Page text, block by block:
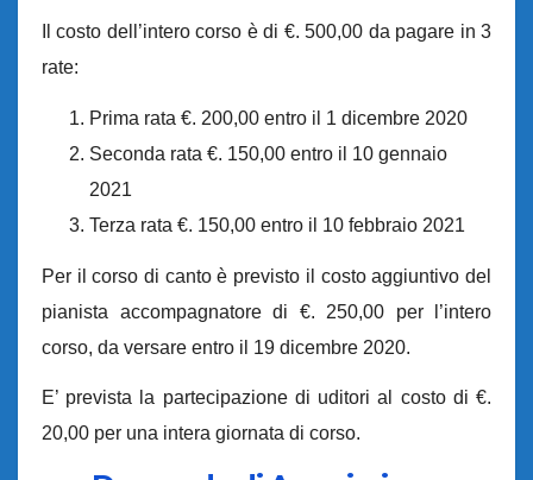
Il costo dell’intero corso è di €. 500,00 da pagare in 3
rate:
Prima rata €. 200,00 entro il 1 dicembre 2020
Seconda rata €. 150,00 entro il 10 gennaio
2021
Terza rata €. 150,00 entro il 10 febbraio 2021
Per il corso di canto è previsto il costo aggiuntivo del
pianista accompagnatore di €. 250,00 per l’intero
corso, da versare entro il 19 dicembre 2020.
E’ prevista la partecipazione di uditori al costo di €.
20,00 per una intera giornata di corso.